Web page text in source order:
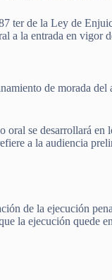
ter de la Ley de
a la entrada en vigor
de morada del
oral se desarrollará en
a la audiencia
de la ejecución
la ejecución quede